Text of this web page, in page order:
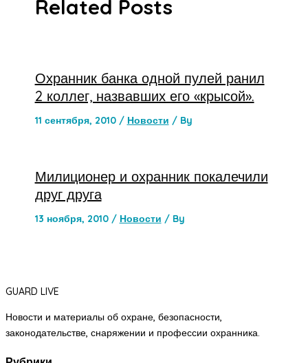
Related Posts
Охранник банка одной пулей ранил
2 коллег, назвавших его «крысой».
11 сентября, 2010 / Новости / By
Милиционер и охранник покалечили
друг друга
13 ноября, 2010 / Новости / By
GUARD LIVE
Новости и материалы об охране, безопасности,
законодательстве, снаряжении и профессии охранника.